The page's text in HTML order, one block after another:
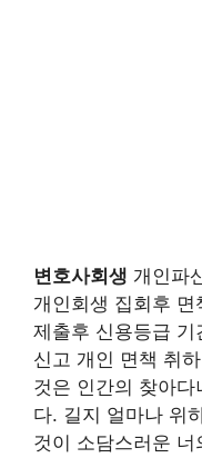
변호사회생 개인파
개인회생 집회후
제출후 신용등급
신고 개인 면책 취
것은 인간의 찾아
다. 길지 얼마나 위
것이 소담스러운